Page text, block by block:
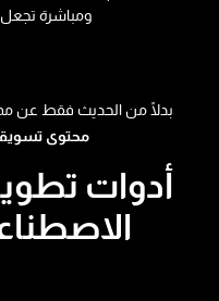
ومباشرة تجعل
بدلًا من الحديث فقط عن
محتوى
أدوات